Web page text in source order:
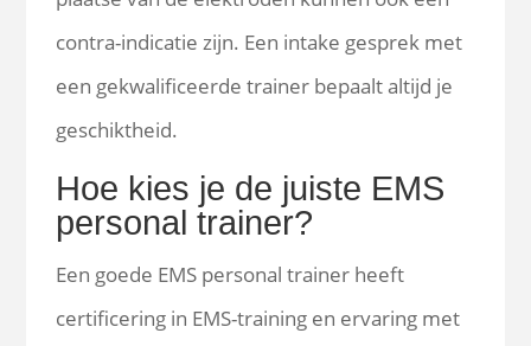
contra-indicatie zijn. Een intake gesprek met
een gekwalificeerde trainer bepaalt altijd je
geschiktheid.
Hoe kies je de juiste EMS
personal trainer?
Een goede EMS personal trainer heeft
certificering in EMS-training en ervaring met